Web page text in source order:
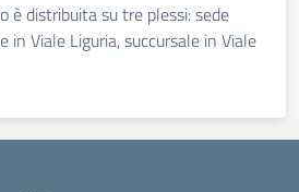
è distribuita su tre plessi: sede
in Viale Liguria, succursale in Viale